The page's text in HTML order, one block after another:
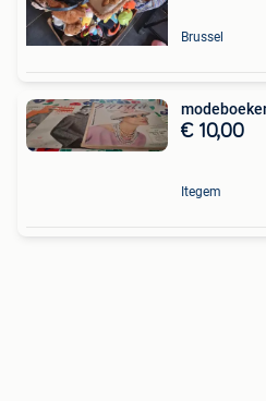
Brussel
€ 10,00
Itegem